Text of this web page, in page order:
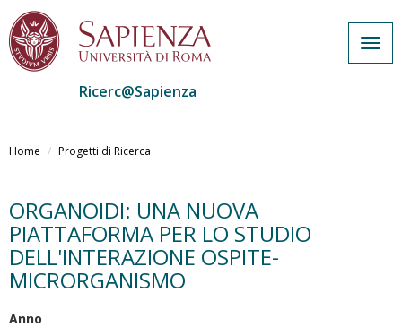
al
Ricerc@Sapienza
Home Progetti di Ricerca
ORGANOIDI: UNA NUOVA
PIATTAFORMA PER LO STUDIO
DELL'INTERAZIONE OSPITE-
MICRORGANISMO
Anno